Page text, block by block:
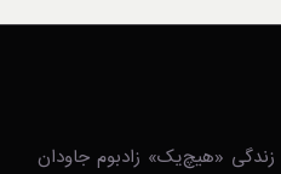
«هیچ‌یک» زادبوم جاودان